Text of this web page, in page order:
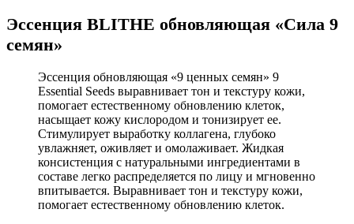
Эссенция BLITHE обновляющая «Сила 9
семян»
Эссенция обновляющая «9 ценных семян» 9
Essential Seeds выравнивает тон и текстуру кожи,
помогает естественному обновлению клеток,
насыщает кожу кислородом и тонизирует ее.
Стимулирует выработку коллагена, глубоко
увлажняет, оживляет и омолаживает. Жидкая
консистенция с натуральными ингредиентами в
составе легко распределяется по лицу и мгновенно
впитывается. Выравнивает тон и текстуру кожи,
помогает естественному обновлению клеток.